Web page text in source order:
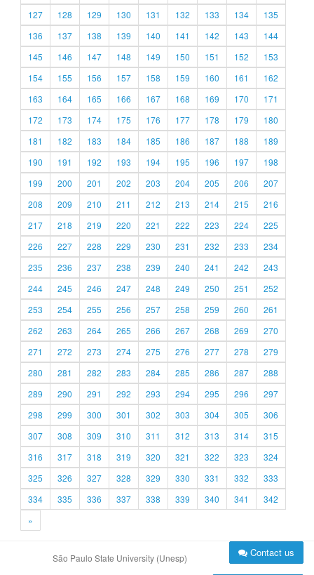
127
128 129 130 131 132 133 134
135
136
137 138 139 140 141 142 143
144
145
146 147 148 149 150 151 152
153
154
155 156 157 158 159 160 161
162
163
164 165 166 167 168 169 170
171
172
173 174 175 176 177 178 179
180
181
182 183 184 185 186 187 188
189
190
191 192 193 194 195 196 197
198
199
200 201 202 203 204 205 206
207
208
209 210 211 212 213 214 215
216
217
218 219 220 221 222 223 224
225
226
227 228 229 230 231 232 233
234
235
236 237 238 239 240 241 242
243
244
245 246 247 248 249 250 251
252
253
254 255 256 257 258 259 260
261
262
263 264 265 266 267 268 269
270
271
272 273 274 275 276 277 278
279
280
281 282 283 284 285 286 287
288
289
290 291 292 293 294 295 296
297
298
299 300 301 302 303 304 305
306
307
308 309 310 311 312 313 314
315
316
317 318 319 320 321 322 323
324
325
326 327 328 329 330 331 332
333
334
335 336 337 338 339 340 341
342
»
São Paulo State University (Unesp) Contact us